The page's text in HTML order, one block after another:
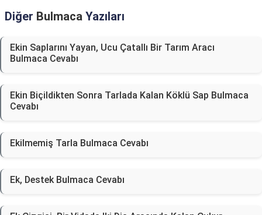
Diğer Bulmaca Yazıları
Ekin Saplarını Yayan, Ucu Çatallı Bir Tarım Aracı
Bulmaca Cevabı
Ekin Biçildikten Sonra Tarlada Kalan Köklü Sap Bulmaca
Cevabı
Ekilmemiş Tarla Bulmaca Cevabı
Ek, Destek Bulmaca Cevabı